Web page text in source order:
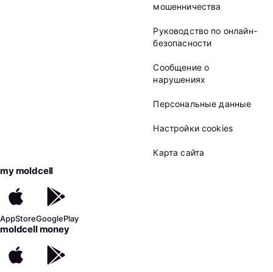
мошенничества
Руководство по онлайн-
безопасности
Сообщение о
нарушениях
Персональные данные
Настройки cookies
Карта сайта
my moldcell
AppStoreGooglePlay
moldcell money